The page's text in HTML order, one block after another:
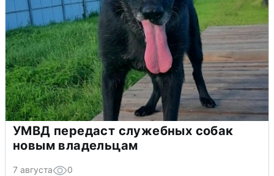
УМВД передаст служебных собак
новым владельцам
7 августа 0